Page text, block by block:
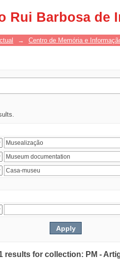
Rui Barbosa de
→ Centro de Memória e
results for collection: PM -